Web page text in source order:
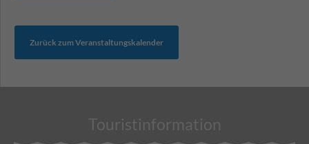
Zurück zum Veranstaltungskalender
Touristinformation